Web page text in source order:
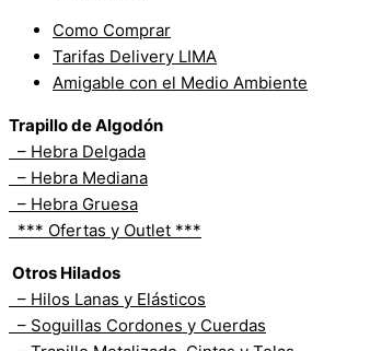
Como Comprar
Tarifas Delivery LIMA
Amigable con el Medio Ambiente
Trapillo de Algodón
– Hebra Delgada
– Hebra Mediana
– Hebra Gruesa
*** Ofertas y Outlet ***
Otros Hilados
– Hilos Lanas y Elásticos
– Soguillas Cordones y Cuerdas